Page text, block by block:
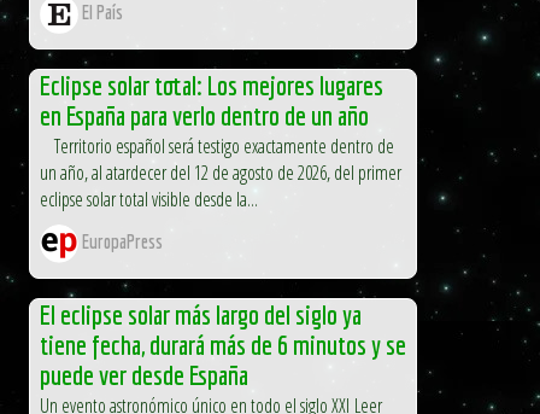
El País
Eclipse solar total: Los mejores lugares
en España para verlo dentro de un año
Territorio español será testigo exactamente dentro de
un año, al atardecer del 12 de agosto de 2026, del primer
eclipse solar total visible desde la...
EuropaPress
El eclipse solar más largo del siglo ya
tiene fecha, durará más de 6 minutos y se
puede ver desde España
Un evento astronómico único en todo el siglo XXI Leer